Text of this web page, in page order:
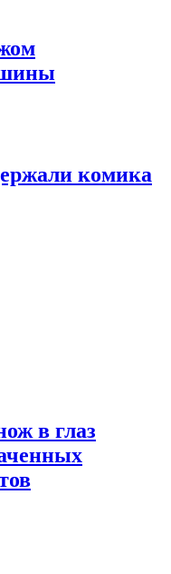
комика
в глаз